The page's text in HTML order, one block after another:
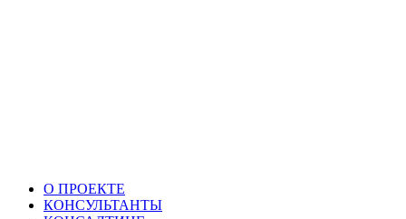
О ПРОЕКТЕ
КОНСУЛЬТАНТЫ